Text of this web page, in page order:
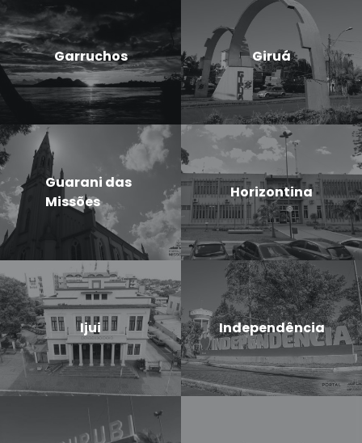
Garruchos Giruá
Guarani das
Missões
Horizontina
Ijui Independência